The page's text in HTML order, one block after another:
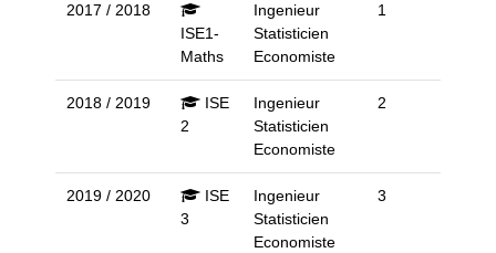
2017 / 2018
ISE1-
Maths
Ingenieur
Statisticien
Economiste
1
2018 / 2019
ISE
2
Ingenieur
Statisticien
Economiste
2
2019 / 2020
ISE
3
Ingenieur
Statisticien
Economiste
3